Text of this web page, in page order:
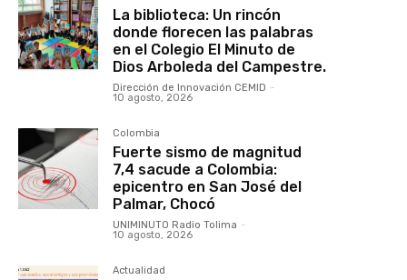
La biblioteca: Un rincón
donde florecen las palabras
en el Colegio El Minuto de
Dios Arboleda del Campestre.
Dirección de Innovación CEMID -
10 agosto, 2026
Colombia
Fuerte sismo de magnitud
7,4 sacude a Colombia:
epicentro en San José del
Palmar, Chocó
UNIMINUTO Radio Tolima -
10 agosto, 2026
Actualidad